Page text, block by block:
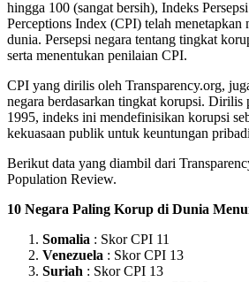
hingga 100 (sangat bersih), Indeks
Perceptions Index (CPI) telah menetapkan
dunia. Persepsi negara tentang tingkat
serta menentukan penilaian CPI.
CPI yang dirilis oleh Transparency.org,
negara berdasarkan tingkat korupsi. Dirilis
1995, indeks ini mendefinisikan korupsi
kekuasaan publik untuk keuntungan
Berikut data yang diambil dari
Population Review.
10 Negara Paling Korup di Dunia
Somalia : Skor CPI 11
Venezuela : Skor CPI 13
Suriah : Skor CPI 13